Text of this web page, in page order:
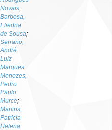
Novais;
Barbosa,
Eliedna
de Sousa;
Serrano,
André
Luiz
Marques;
Menezes,
Pedro
Paulo
Murce;
Martins,
Patricia
Helena